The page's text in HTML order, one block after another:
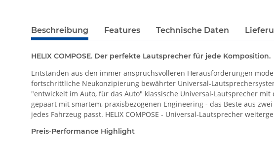
Beschreibung Features Technische Daten
HELIX COMPOSE. Der perfekte Lautsprecher für jede Komposition.
Entstanden aus den immer anspruchsvolleren Herausforderungen
fortschrittliche Neukonzipierung bewährter Universal-
"entwickelt im Auto, für das Auto" klassische Universal-Lautsprecher
gepaart mit smartem, praxisbezogenen Engineering - das Beste aus
jedes Fahrzeug passt. HELIX COMPOSE - Universal-Lautsprecher
Preis-Performance Highlight